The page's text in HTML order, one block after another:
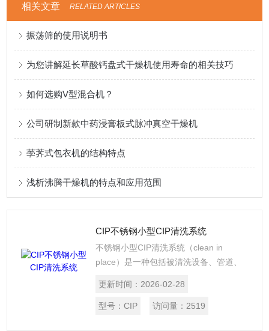
相关文章 RELATED ARTICLES
振荡筛的使用说明书
为您讲解延长草酸钙盘式干燥机使用寿命的相关技巧
如何选购V型混合机？
公司研制新款中药浸膏板式脉冲真空干燥机
荸荠式包衣机的结构特点
浅析沸腾干燥机的特点和应用范围
CIP不锈钢小型CIP清洗系统
不锈钢小型CIP清洗系统（clean in
place）是一种包括被清洗设备、管道、
方式。CIP清洗机有自动控制和手动监控
两种，能在不拆卸不挪动设备管线的情况
更新时间： 2026-02-28
型号： CIP 访问量： 2519